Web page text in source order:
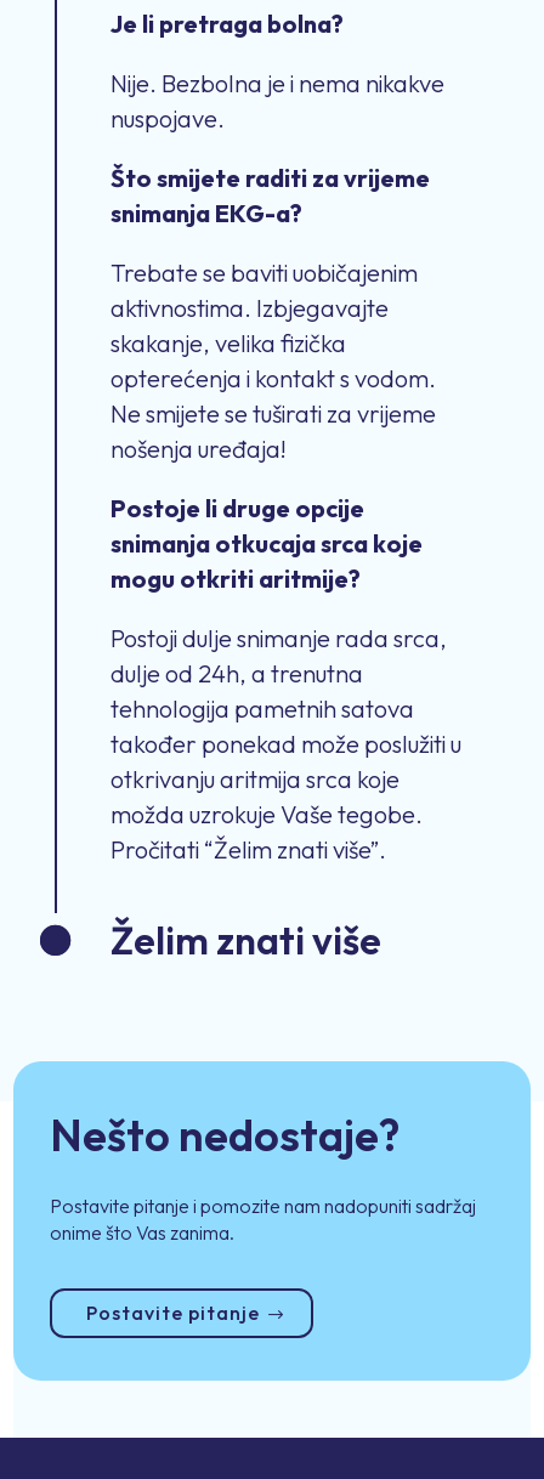
Je li pretraga bolna?
Nije. Bezbolna je i nema nikakve
nuspojave.
Što smijete raditi za vrijeme
snimanja EKG-a?
Trebate se baviti uobičajenim
aktivnostima. Izbjegavajte
skakanje, velika fizička
opterećenja i kontakt s vodom.
Ne smijete se tuširati za vrijeme
nošenja uređaja!
Postoje li druge opcije
snimanja otkucaja srca koje
mogu otkriti aritmije?
Postoji dulje snimanje rada srca,
dulje od 24h, a trenutna
tehnologija pametnih satova
također ponekad može poslužiti u
otkrivanju aritmija srca koje
možda uzrokuje Vaše tegobe.
Pročitati “Želim znati više”.
Želim znati više
Nešto nedostaje?
Postavite pitanje i pomozite nam nadopuniti sadržaj
onime što Vas zanima.
Postavite pitanje